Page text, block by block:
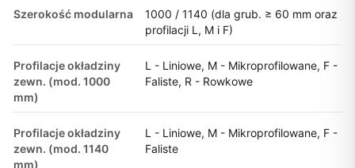
Szerokość modularna
1000 / 1140 (dla grub. ≥ 60 mm oraz
profilacji L, M i F)
Profilacje okładziny
zewn. (mod. 1000
mm)
L - Liniowe, M - Mikroprofilowane, F -
Faliste, R - Rowkowe
Profilacje okładziny
zewn. (mod. 1140
mm)
L - Liniowe, M - Mikroprofilowane, F -
Faliste